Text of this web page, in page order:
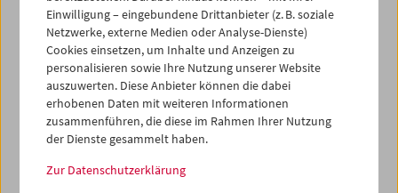
iCalender
Programmheft-PDF
English language or subtitles
< Vorherige Woche
Mo 25.8.
Einwilligung – eingebundene Drittanbieter (z. B. soziale
Netzwerke, externe Medien oder Analyse-Dienste)
Cookies einsetzen, um Inhalte und Anzeigen zu
personalisieren sowie Ihre Nutzung unserer Website
auszuwerten. Diese Anbieter können die dabei
erhobenen Daten mit weiteren Informationen
zusammenführen, die diese im Rahmen Ihrer Nutzung
der Dienste gesammelt haben.
Zur Datenschutzerklärung